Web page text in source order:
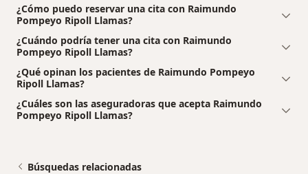
¿Cómo puedo reservar una cita con Raimundo
Pompeyo Ripoll Llamas?
¿Cuándo podría tener una cita con Raimundo
Pompeyo Ripoll Llamas?
¿Qué opinan los pacientes de Raimundo Pompeyo
Ripoll Llamas?
¿Cuáles son las aseguradoras que acepta Raimundo
Pompeyo Ripoll Llamas?
Búsquedas relacionadas